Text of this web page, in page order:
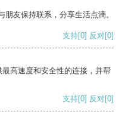
友保持联系，分享生活点滴。
支持[0] 反对[0]
高速度和安全性的连接，并帮
支持[0] 反对[0]